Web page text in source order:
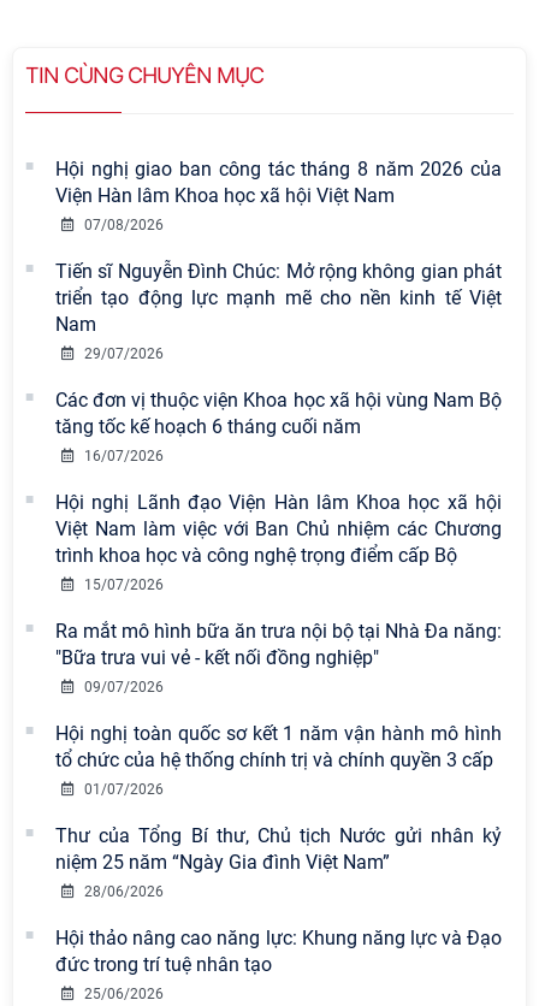
TIN CÙNG CHUYÊN MỤC
Hội nghị giao ban công tác tháng 8 năm 2026 của
Viện Hàn lâm Khoa học xã hội Việt Nam
07/08/2026
Tiến sĩ Nguyễn Đình Chúc: Mở rộng không gian phát
triển tạo động lực mạnh mẽ cho nền kinh tế Việt
Nam
29/07/2026
Các đơn vị thuộc viện Khoa học xã hội vùng Nam Bộ
tăng tốc kế hoạch 6 tháng cuối năm
16/07/2026
Hội nghị Lãnh đạo Viện Hàn lâm Khoa học xã hội
Việt Nam làm việc với Ban Chủ nhiệm các Chương
trình khoa học và công nghệ trọng điểm cấp Bộ
15/07/2026
Ra mắt mô hình bữa ăn trưa nội bộ tại Nhà Đa năng:
"Bữa trưa vui vẻ - kết nối đồng nghiệp"
09/07/2026
Hội nghị toàn quốc sơ kết 1 năm vận hành mô hình
tổ chức của hệ thống chính trị và chính quyền 3 cấp
01/07/2026
Thư của Tổng Bí thư, Chủ tịch Nước gửi nhân kỷ
niệm 25 năm “Ngày Gia đình Việt Nam”
28/06/2026
Hội thảo nâng cao năng lực: Khung năng lực và Đạo
đức trong trí tuệ nhân tạo
25/06/2026
Viện Hàn lâm Khoa học xã hội Việt
Nam có 02 tác phẩm đạt giải khuyến
khích tại Cuộc thi chính luận bảo vệ
nền tảng tư tưởng của Đảng năm
2026
Chi bộ Viện Sử học tổ chức Tọa đàm
chuyên đề: Đẩy mạnh học tập, thực
hành tư tưởng, đạo đức, phương
giai đoạn phát triển mới
Hội thảo khoa học quốc tế “Không
nguyên mới: Định hướng chiến lược
và lựa chọn chính sách” sẽ diễn ra
vào thứ ba, ngày 28/7/2026
Tọa đàm Giao lưu chuyên đề về
những kinh nghiệm quan trọng của
Đảng Cộng sản Trung Quốc và Đảng
sự nghiệp xây dựng chủ nghĩa xã hội
Hội nghị Lãnh đạo Viện Hàn lâm